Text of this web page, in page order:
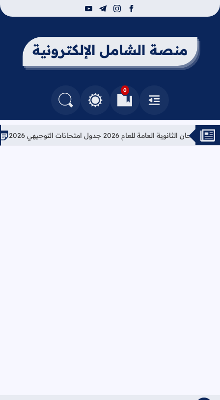
facebook
instagram
telegram
youtube
منصة الشامل الإلكترونية
القائمة
0
العلامات المرجعيةالتغيير بين الوضع النهاري والداكن
البحث في المدونة
العامة للعام 2026 جدول امتحانات التوجيهي 2026